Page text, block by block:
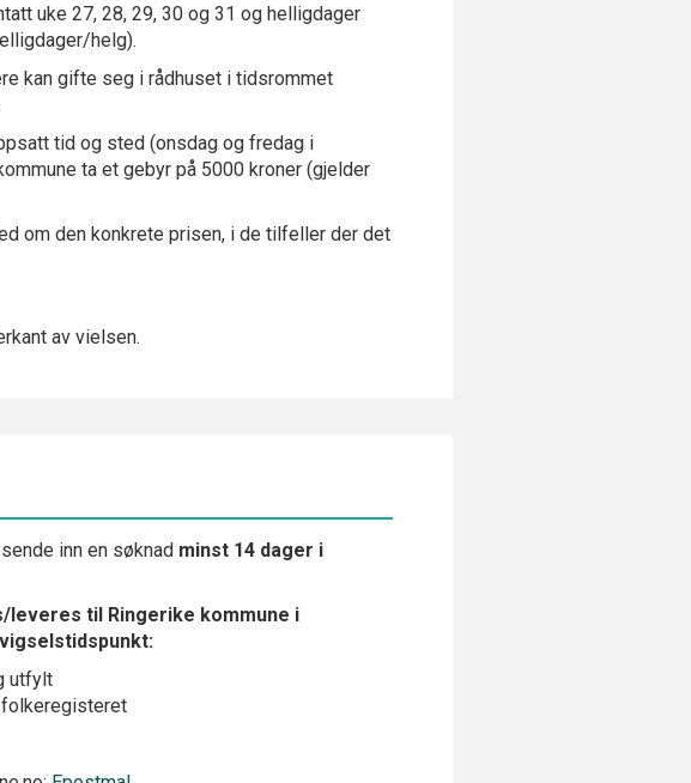
uke 27, 28, 29, 30 og 31 og helligdager
helg).
kan gifte seg i rådhuset i tidsrommet
tid og sted (onsdag og fredag i
ta et gebyr på 5000 kroner (gjelder
om den konkrete prisen, i de tilfeller der det
av vielsen.
inn en søknad minst 14 dager i
leveres til Ringerike kommune i
utfylt